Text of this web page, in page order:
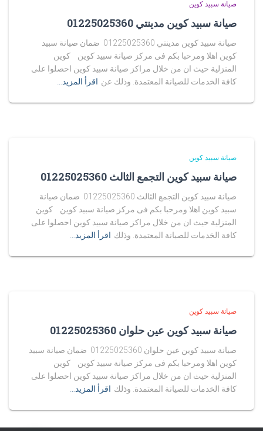
صيانة سبيد كوين
صيانة سبيد كوين مدينتي 01225025360
صيانة سبيد كوين مدينتي 01225025360 ضمان صيانة سبيد
كوين اهلا ومرحبا بكم فى مركز صيانة سبيد كوين كوين
المنزلية حيث ان من خلال مراكز صيانة سبيد كوين احصلوا على
كافة الخدمات للصيانة المعتمدة. وذلك عن اقرأ المزيد…
صيانة سبيد كوين
صيانة سبيد كوين التجمع الثالث 01225025360
صيانة سبيد كوين التجمع الثالث 01225025360 ضمان صيانة
سبيد كوين اهلا ومرحبا بكم فى مركز صيانة سبيد كوين كوين
المنزلية حيث ان من خلال مراكز صيانة سبيد كوين احصلوا على
كافة الخدمات للصيانة المعتمدة. وذلك اقرأ المزيد…
صيانة سبيد كوين
صيانة سبيد كوين عين حلوان 01225025360
صيانة سبيد كوين عين حلوان 01225025360 ضمان صيانة سبيد
كوين اهلا ومرحبا بكم فى مركز صيانة سبيد كوين كوين
المنزلية حيث ان من خلال مراكز صيانة سبيد كوين احصلوا على
كافة الخدمات للصيانة المعتمدة. وذلك اقرأ المزيد…